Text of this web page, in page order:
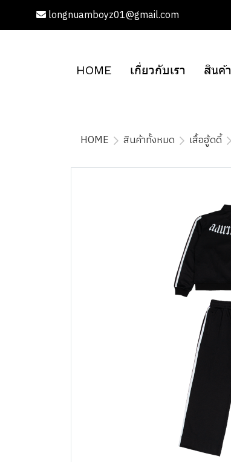
longnuamboyz01@gmail.com
HOME เกี่ยวกับเรา สินค้า
HOME สินค้าทั้งหมด เสื้อฮู้ดดี้